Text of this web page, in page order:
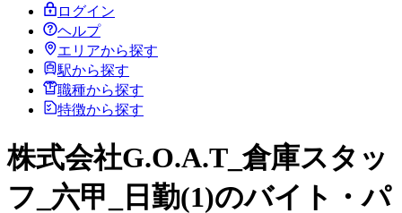
ログイン
ヘルプ
エリアから探す
駅から探す
職種から探す
特徴から探す
株式会社G.O.A.T_倉庫スタッ
フ_六甲_日勤(1)のバイト・パ